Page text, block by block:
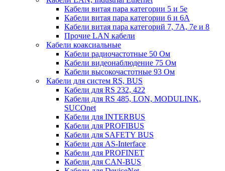
Кабели витая пара категории 5 и 5е
Кабели витая пара категории 6 и 6A
Кабели витая пара категорий 7, 7А, 7е и 8
Прочие LAN кабели
Кабели коаксиальные
Кабели радиочастотные 50 Ом
Кабели видеонаблюдение 75 Ом
Кабели высокочастотные 93 Ом
Кабели для систем RS, BUS
Кабели для RS 232, 422
Кабели для RS 485, LON, MODULINK,
SUCOnet
Кабели для INTERBUS
Кабели для PROFIBUS
Кабели для SAFETY BUS
Кабели для AS-Interface
Кабели для PROFINET
Кабели для CAN-BUS